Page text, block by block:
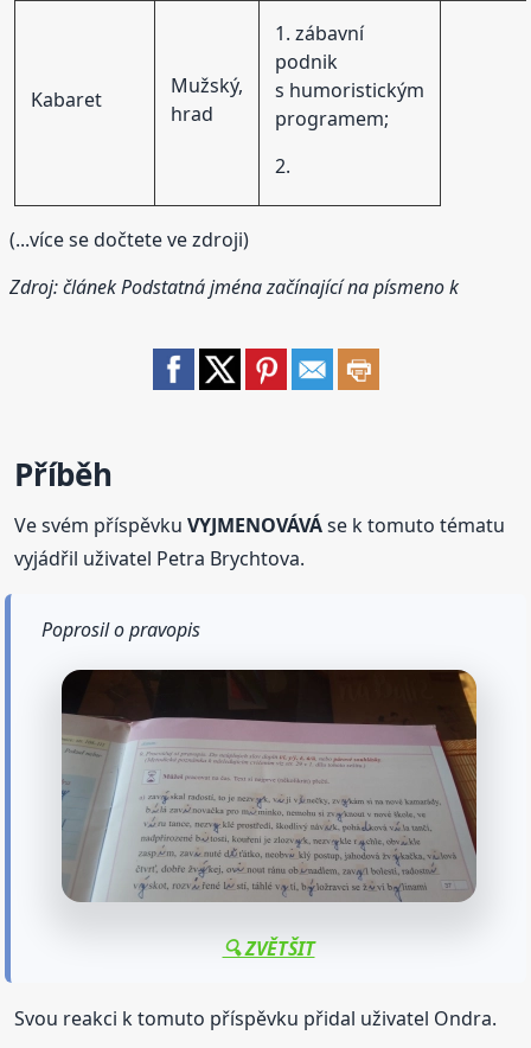
Kabaret
Mužský,
hrad
1. zábavní
podnik
s humoristickým
programem;
2.
(...více se dočtete ve zdroji)
Zdroj: článekPodstatná jména začínající na písmeno k
Příběh
Ve svém příspěvkuVYJMENOVÁVÁse k tomuto tématu
vyjádřil uživatel Petra Brychtova.
Poprosil o pravopis
🔍 ZVĚTŠIT
Svou reakci k tomuto příspěvku přidal uživatel Ondra.